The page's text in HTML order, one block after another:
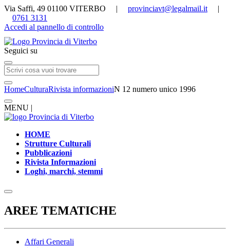
Via Saffi, 49 01100 VITERBO | provinciavt@legalmail.it |
0761 3131
Accedi al pannello di controllo
Seguici su
HomeCulturaRivista informazioniN 12 numero unico 1996
MENU |
HOME
Strutture Culturali
Pubblicazioni
Rivista Informazioni
Loghi, marchi, stemmi
AREE TEMATICHE
Affari Generali